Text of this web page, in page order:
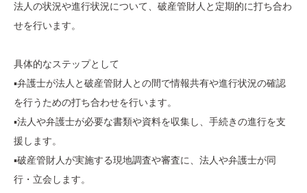
法人の状況や進行状況について、破産管財人と定期的に打ち合わ
せを行います。
具体的なステップとして
▪️弁護士が法人と破産管財人との間で情報共有や進行状況の確認
を行うための打ち合わせを行います。
▪️法人や弁護士が必要な書類や資料を収集し、手続きの進行を支
援します。
▪️破産管財人が実施する現地調査や審査に、法人や弁護士が同
行・立会します。